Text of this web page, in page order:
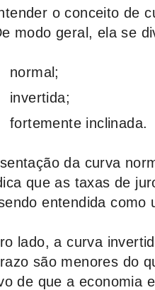
o conceito de
modo geral, ela se
normal;
invertida;
fortemente inclinada.
da curva
que as taxas de
entendida como
lado, a curva
são menores do
de que a economia